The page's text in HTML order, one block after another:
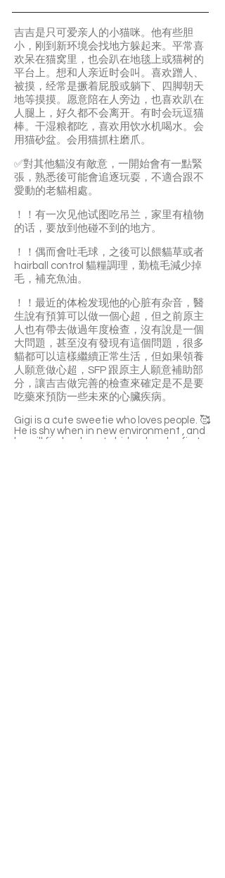
吉吉是只可爱亲人的小猫咪。他有些胆
小，刚到新环境会找地方躲起来。平常喜
欢呆在猫窝里，也会趴在地毯上或猫树的
平台上。想和人亲近时会叫。喜欢蹭人、
被摸，经常是撅着屁股或躺下、四脚朝天
地等摸摸。愿意陪在人旁边，也喜欢趴在
人腿上，好久都不会离开。有时会玩逗猫
棒。干湿粮都吃，喜欢用饮水机喝水。会
用猫砂盆。会用猫抓柱磨爪。
✅對其他貓沒有敵意，一開始會有一點緊
張，熟悉後可能會追逐玩耍，不適合跟不
愛動的老貓相處。
！！有一次见他试图吃吊兰，家里有植物
的话，要放到他碰不到的地方。
️！！偶而會吐毛球，之後可以餵貓草或者
hairball control 貓糧調理，勤梳毛減少掉
毛，補充魚油。
️！！最近的体检发现他的心脏有杂音，醫
生說有預算可以做一個心超，但之前原主
人也有帶去做過年度檢查，沒有說是一個
大問題，甚至沒有發現有這個問題，很多
貓都可以這樣繼續正常生活，但如果領養
人願意做心超，SFP 跟原主人願意補助部
分，讓吉吉做完善的檢查來確定是不是要
吃藥來預防一些未來的心臟疾病。
Gigi is a cute sweetie who loves people. 🥰
He is shy when in new environment , and
he will find a place to hide when he first